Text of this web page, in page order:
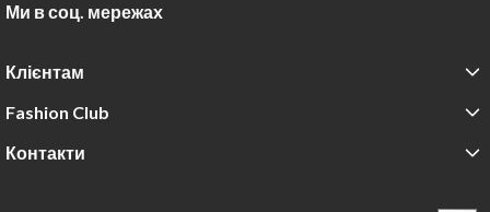
Ми в соц. мережах
Клієнтам
Fashion Club
Контакти